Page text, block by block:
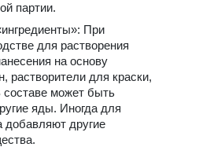
партии.
При
для растворения
на основу
растворители для краски,
может быть
яды. Иногда для
другие